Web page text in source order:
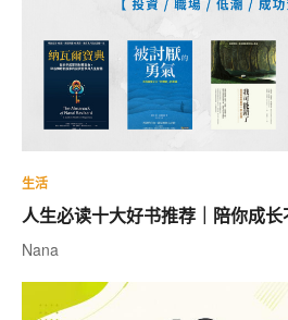
生活
人生必读十大好书推荐｜陪你成
Nana